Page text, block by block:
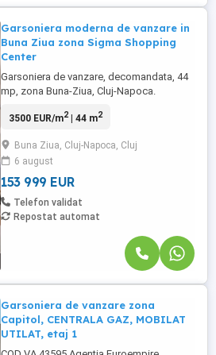
Garsoniera moderna de vanzare in
Buna Ziua zona Sigma Shopping
Center
Garsoniera de vanzare, decomandata, 44
mp, zona Buna-Ziua, Cluj-Napoca.
• Pretabil investitie sigura; • Posibilitatea
separat; ...
3500 EUR/m2| 44 m2
Buna Ziua, Cluj-Napoca, Cluj
6 august
153 999 EUR
Telefon validat
Repostat automat
Garsoniera de vanzare zona
Capitol, CENTRALA GAZ, MOBILAT
UTILAT, etaj 1